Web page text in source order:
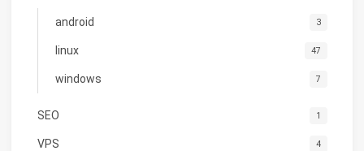
android 3
linux 47
windows 7
SEO 1
VPS 4